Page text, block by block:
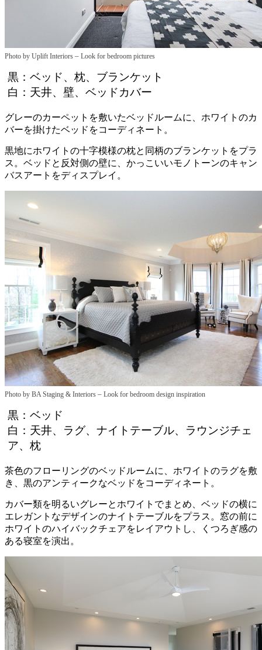
Photo by Uplift Interiors – Look for bedroom pictures
黒：ベッド、枕、ブランケット
白：天井、壁、ベッドカバー
グレーのカーペットを敷いたベッドルームに、ホワイトのカ
バーを掛けたベッドをコーディネート。
黒地にホワイトの十字模様の枕と同柄のブランケットをプラ
ス。ベッドと反対側の壁に、かっこいいモノトーンのキャン
バスアートをディスプレイ。
Photo by BA Staging & Interiors – Look for bedroom design inspiration
黒：ベッド
白：天井、ラグ、ナイトテーブル、ラウンジチェ
ア、枕
茶色のフローリングのベッドルームに、ホワイトのラグを敷
き、黒のアンティークなベッドをコーディネート。
カバー類を明るいグレーとホワイトでまとめ、ベッドの横に
エレガントなデザインのナイトテーブルをプラス。窓の前に
ホワイトのハイバックチェアをレイアウトし、くつろぎ感の
ある寝室を演出。